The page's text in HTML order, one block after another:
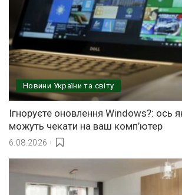
Новини України та світу
Ігноруєте оновлення Windows?: ось
можуть чекати на ваш комп’ютер
6.08.2026